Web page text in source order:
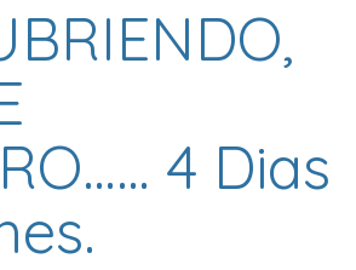
4 Dias